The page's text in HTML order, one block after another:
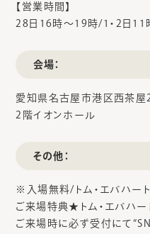
【営業時間】
28日16時～19時/1・2日
会場：
愛知県名古屋市港区西茶屋
2階イオンホール
その他：
※入場無料/トム・エバハー
ご来場特典★トム・エバハー
ご来場時に必ず受付にて